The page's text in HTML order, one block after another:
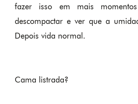
fazer isso em mais
descompactar e ver que a
Depois vida normal.
Cama listrada?